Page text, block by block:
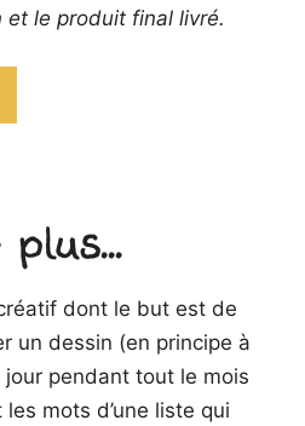
le produit final livré.
dont le but est de
un dessin (en principe à
jour pendant tout le mois
mots d’une liste qui